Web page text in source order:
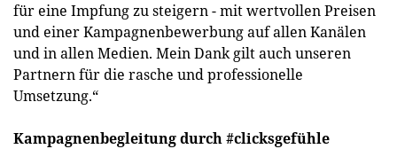
für eine Impfung zu steigern - mit wertvollen Preisen
und einer Kampagnenbewerbung auf allen Kanälen
und in allen Medien. Mein Dank gilt auch unseren
Partnern für die rasche und professionelle
Umsetzung.“
Kampagnenbegleitung durch #clicksgefühle